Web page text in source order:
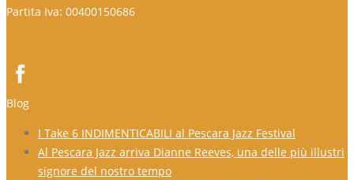
Partita Iva: 00400150686
Blog
I Take 6 INDIMENTICABILI al Pescara Jazz Festival
Al Pescara Jazz arriva Dianne Reeves, una delle più illustri
signore del nostro tempo